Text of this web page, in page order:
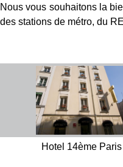
Nous vous souhaitons la
des stations de métro, du
Hotel 14ème Paris